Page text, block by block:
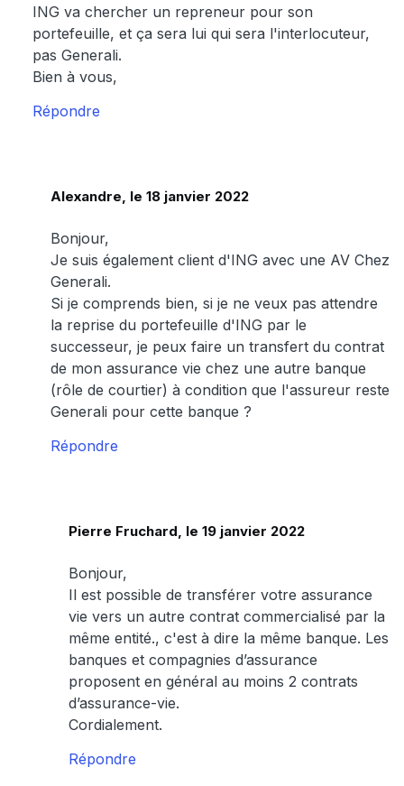
ING va chercher un repreneur pour son
portefeuille, et ça sera lui qui sera l'interlocuteur,
pas Generali.
Bien à vous,
Répondre
Alexandre, le 18 janvier 2022
Bonjour,
Je suis également client d'ING avec une AV Chez
Generali.
Si je comprends bien, si je ne veux pas attendre
la reprise du portefeuille d'ING par le
successeur, je peux faire un transfert du contrat
de mon assurance vie chez une autre banque
(rôle de courtier) à condition que l'assureur reste
Generali pour cette banque ?
Répondre
Pierre Fruchard, le 19 janvier 2022
Bonjour,
Il est possible de transférer votre assurance
vie vers un autre contrat commercialisé par la
même entité., c'est à dire la même banque. Les
banques et compagnies d’assurance
proposent en général au moins 2 contrats
d’assurance-vie.
Cordialement.
Répondre